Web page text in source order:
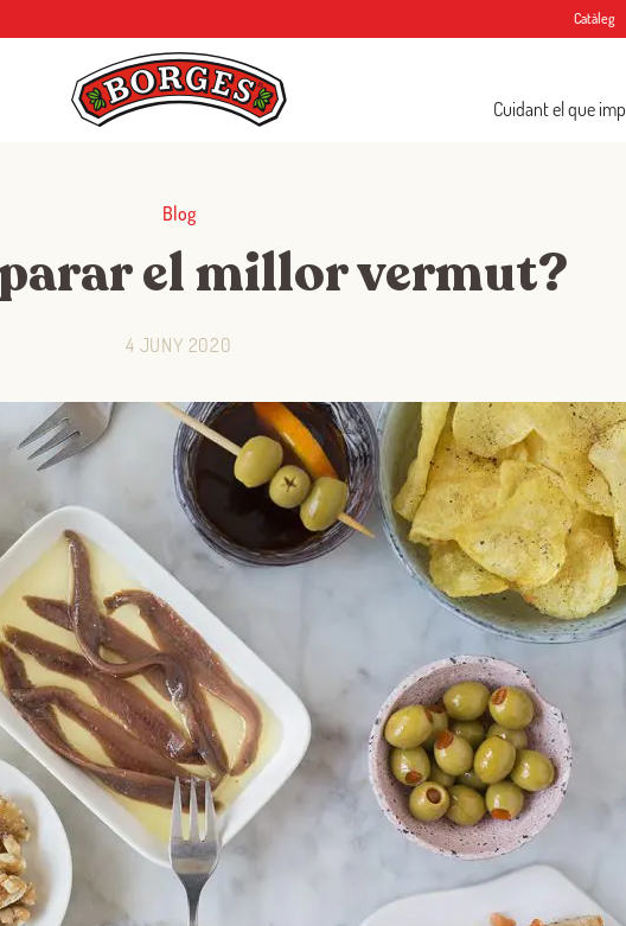
Catàleg
Cuidant el que
Blog
el millor vermut?
4 JUNY 2020